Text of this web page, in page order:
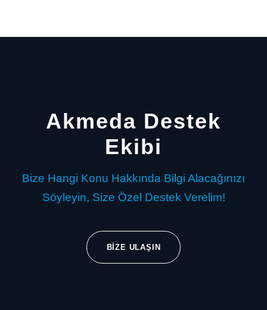
Akmeda Destek
Ekibi
Bize Hangi Konu Hakkında Bilgi Alacağınızı
Söyleyin, Size Özel Destek Verelim!
BIZE ULAŞIN